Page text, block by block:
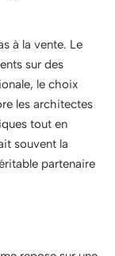
à la vente. Le
sur des
le choix
les architectes
tout en
souvent la
partenaire